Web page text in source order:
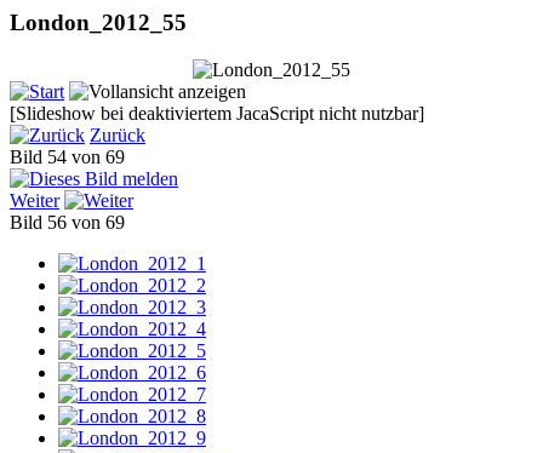
London_2012_55
[Slideshow bei deaktiviertem JacaScript nicht nutzbar]
Zurück
Bild 54 von 69
Weiter
Bild 56 von 69